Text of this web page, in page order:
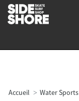
Accueil Water Sports